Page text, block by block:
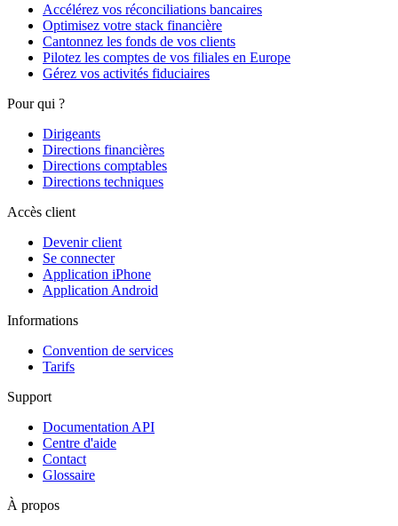
Accélérez vos réconciliations bancaires
Optimisez votre stack financière
Cantonnez les fonds de vos clients
Pilotez les comptes de vos filiales en Europe
Gérez vos activités fiduciaires
Pour qui ?
Dirigeants
Directions financières
Directions comptables
Directions techniques
Accès client
Devenir client
Se connecter
Application iPhone
Application Android
Informations
Convention de services
Tarifs
Support
Documentation API
Centre d'aide
Contact
Glossaire
À propos